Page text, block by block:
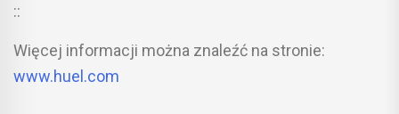
::
Więcej informacji można znaleźć na stronie:
www.huel.com